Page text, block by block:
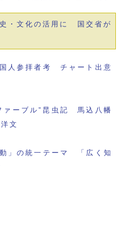
・文化の活用に 国交省が
人参拝者考 チャート出意
ァーブル”昆虫記 馬込八幡
文
動」の統一テーマ 「広く知